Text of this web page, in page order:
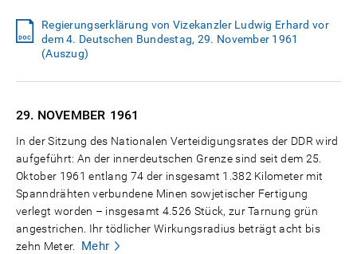
Regierungserklärung von Vizekanzler Ludwig Erhard vor
dem 4. Deutschen Bundestag, 29. November 1961
(Auszug)
29. NOVEMBER 1961
In der Sitzung des Nationalen Verteidigungsrates der DDR wird
aufgeführt: An der innerdeutschen Grenze sind seit dem 25.
Oktober 1961 entlang 74 der insgesamt 1.382 Kilometer mit
Spanndrähten verbundene Minen sowjetischer Fertigung
verlegt worden – insgesamt 4.526 Stück, zur Tarnung grün
angestrichen. Ihr tödlicher Wirkungsradius beträgt acht bis
zehn Meter.
Mehr